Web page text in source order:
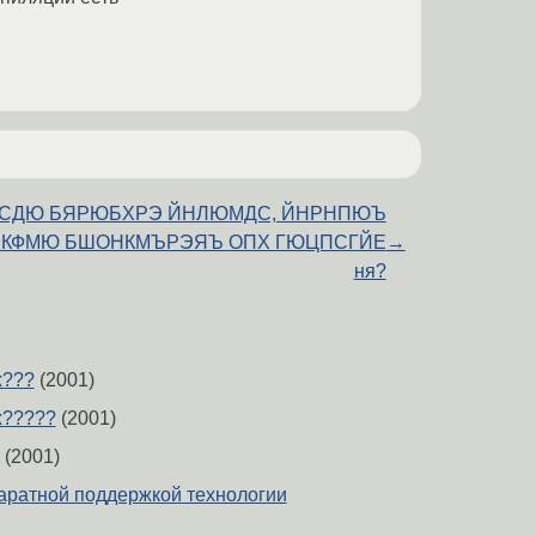
БЯРЮБХРЭ ЙНЛЮМДС, ЙНРНПЮЪ
БШОНКМЪРЭЯЪ ОПХ ГЮЦПСГЙЕ
ня?
→
(2001)
(2001)
(2001)
поддержкой технологии